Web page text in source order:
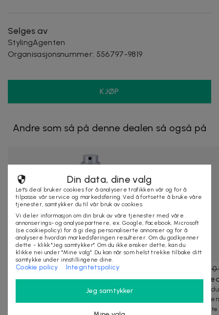
Selges av
StylingAgenten
Organisasjonsnummer: 556797-9819
KJØP
Andre som så på denne dealen så også på
329 kr635 kr-48 %
Dunhill London Custom Edt 100ml
Custom Edt av Dunhill London er skapt for å
Guess
Guess
duft for
40+ kjøpte
Din data, dine valg
Let's deal bruker cookies for å analysere trafikken vår og for å
tilpasse vår service og markedsføring. Ved å fortsette å bruke våre
tjenester, samtykker du til vår bruk av cookies.
Vi deler informasjon om din bruk av våre tjenester med våre
annonserings- og analysepartnere, ex. Google, Facebook, Microsoft
(se cookiepolicy) for å gi deg personaliserte annonser og for å
analysere hvordan markedsføringen resulterer. Om du godkjenner
dette - klikk "Jeg samtykker". Om du ikke ønsker dette, kan du
klikke nei under "Mine valg". Du kan når som helst trekke tilbake ditt
samtykke under innstillingene dine.
Cookie policy Integritetspolicy
Jeg samtykker